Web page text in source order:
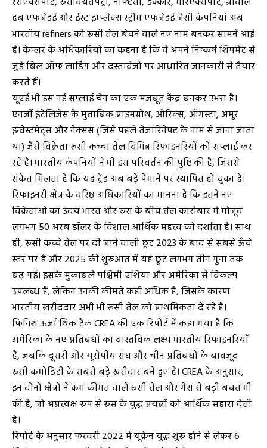
हब एफजेडई और ईस्ट इम्प्लेक्स स्ट्रीम एफजेडई जैसी कंपनियां अब
भारतीय refiners को रूसी तेल बेचने वाले नए नाम बनकर सामने आई
हैं। केप्लर के अधिकारियों का कहना है कि वे अपने निष्कर्ष शिपमेंट से
जुड़े बिल ऑफ लाडिंग और दस्तावेजों पर आधारित जानकारी से तैयार
करते हैं।
यूएई भी इस नई सप्लाई चेन का एक मजबूत केंद्र बनकर उभरा है।
एनर्जी इंटेलिजेंस के मुताबिक प्राइमग्रोथ, ओरिक्स, ऑगस्टा, अमूर
इन्वेस्टमेंट्स और नेक्सस (जिसे पहले तेजारिनेफ्ट के नाम से जाना जाता
था) जैसे विक्रेता रूसी कच्चा तेल विभिन्न रिफाइनरियों को सप्लाई कर
रहे हैं। भारतीय कंपनियों ने भी इस परिवर्तन की पुष्टि की है, जिससे
संकेत मिलता है कि यह ट्रेंड अब बड़े पैमाने पर स्थापित हो चुका है।
रिफाइनरी क्षेत्र के वरिष्ठ अधिकारियों का मानना है कि इतने नए
विक्रेताओं का उदय भारत और रूस के बीच तेल कारोबार में मौजूद
लगभग 50 अरब डॉलर के विशाल आर्थिक महत्व को दर्शाता है। साथ
ही, रूसी कच्चे तेल पर दी जाने वाली छूट 2023 के बाद से सबसे ऊँचे
स्तर पर है और 2025 की शुरुआत में यह छूट लगभग तीन गुना तक
बढ़ गई। इसके मुकाबले पश्चिमी एशिया और अमेरिका से विकल्प
उपलब्ध हैं, लेकिन उनकी कीमतें कहीं अधिक हैं, जिसके कारण
भारतीय खरीददार अभी भी रूसी तेल को प्राथमिकता दे रहे हैं।
फिनिश ऊर्जा थिंक टैंक CREA की एक रिपोर्ट में कहा गया है कि
अमेरिका के नए प्रतिबंधों का वास्तविक लक्ष्य भारतीय रिफाइनरियाँ
हैं, जबकि दूसरी ओर यूरोपीय संघ और चीन प्रतिबंधों के बावजूद
रूसी कमोडिटी के सबसे बड़े खरीदार बने हुए हैं। CREA के अनुसार,
इन दोनों क्षेत्रों ने कम कीमत वाले रूसी तेल और गैस से बड़ी बचत भी
की है, जो अप्रत्यक्ष रूप से रूस के युद्ध प्रयत्नों को आर्थिक सहारा देती
है।
रिपोर्ट के अनुसार फरवरी 2022 में यूक्रेन युद्ध शुरू होने से लेकर 6